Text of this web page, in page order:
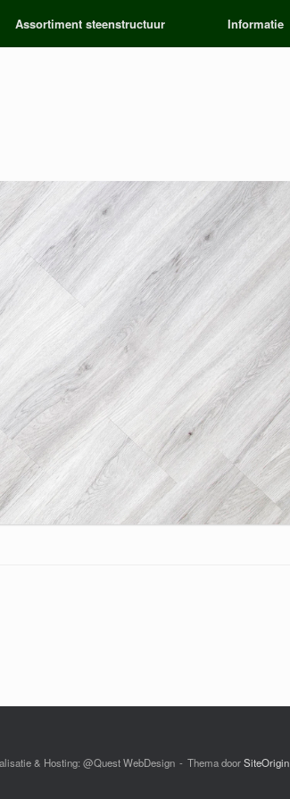
Assortiment steenstructuur Informatie
& Hosting: @Quest WebDesign Thema doorSiteOrigin